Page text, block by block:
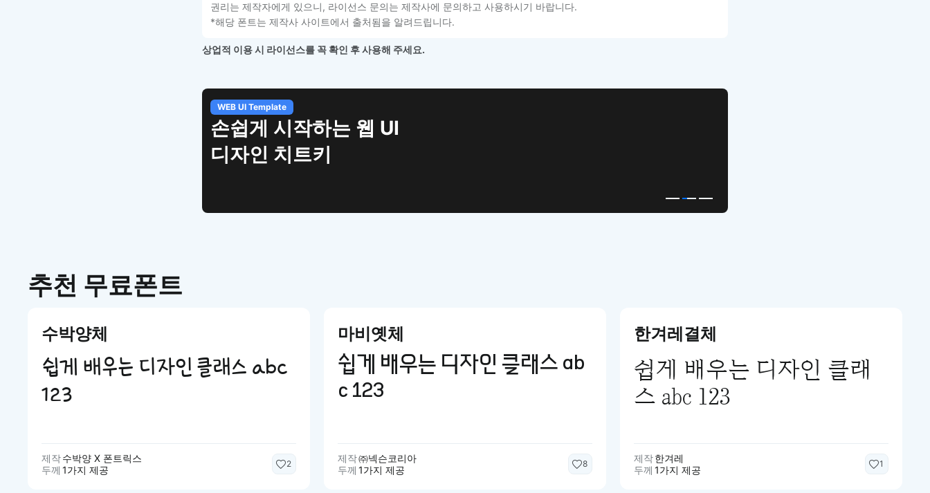
권리는 제작자에게 있으니, 라이선스 문의는 제작사에 문의하고 사용하시기 바랍니다.
*해당 폰트는 제작사 사이트에서 출처됨을 알려드립니다.
상업적 이용 시 라이선스를 꼭 확인 후 사용해 주세요.
WEB UI Template
손쉽게 시작하는 웹 UI
디자인 치트키
추천 무료폰트
수박양체
쉽게 배우는 디자인 클래스 abc
123
제작수박양 X 폰트릭스
두께 1가지 제공
2
마비옛체
쉽게 배우는 디자인 클래스 ab
c 123
제작㈜넥슨코리아
두께 1가지 제공
8
한겨레결체
쉽게 배우는 디자인 클래
스 abc 123
제작한겨레
두께 1가지 제공
1